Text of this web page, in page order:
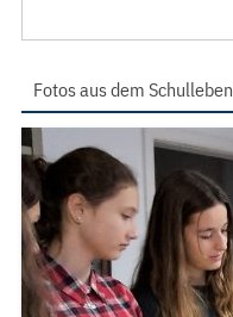
nach:
Fotos aus dem Schulleben